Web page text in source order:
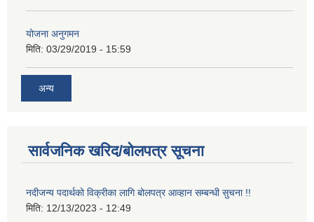
योजना अनुगमन
मिति: 03/29/2019 - 15:59
अन्य
सार्वजनिक खरिद/बोलपत्र सूचना
नदीजन्य पदार्थको विक्रीका लागि बोलपत्र आव्हान सम्बन्धी सुचना !!
मिति: 12/13/2023 - 12:49